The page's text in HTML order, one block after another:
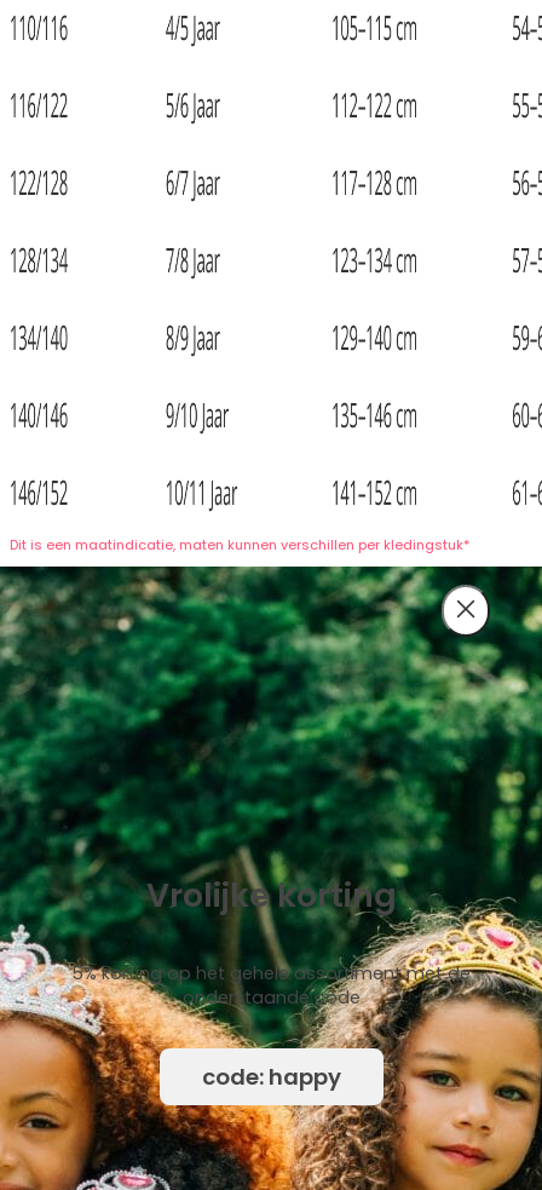
Dit is een maatindicatie, maten kunnen verschillen per kledingstuk*
Vrolijke korting
5% korting op het gehele assortiment met de
onderstaande code
code: happy